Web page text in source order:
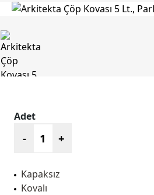
Adet
- +
Kapaksız
Kovalı